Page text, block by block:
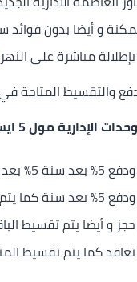
و أيضا بدون فوائد
على النهر الأخضر في مول 5 ايست
المتاحة في 5 ايست تاور العاصمة
مول 5 ايست تاور العاصمة